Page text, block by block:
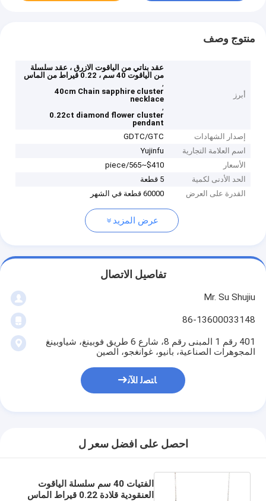
منتوج وصف
أبرز
عقد بناتي من الياقوت الازرق ، عقد سلسلة
من الياقوت 40 سم ، 0.22 قيراط من الماس
,
40cm Chain sapphire cluster
necklace
,
0.22ct diamond flower cluster
pendant
إصدار الشهادات
GDTC/GTC
اسم العلامة التجارية
Yujinfu
الأسعار
$410~565/piece
الحد الأدنى لكمية
5 قطعة
القدرة على العرض
60000 قطعة في الشهر
عرض المزيد
تفاصيل الاتصال
Mr. Su Shujiu
86-13600033148
401 رقم 1 المبنى رقم 8، شارع 6 طريق فوبينغ، شياوبينغ
المجوهرات الصناعية، بانيو، غوانغجو، الصين
ﺎﺘﺼﻟ ﺍﻶﻧ
احصل على افضل سعر ل
الفتيات 40 سم سلسلة الياقوت
العنقودية قلادة 0.22 قيراط الماس